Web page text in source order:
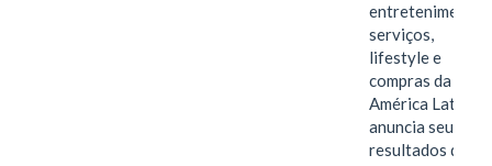
entretenimento,
serviços,
lifestyle e
compras da
América Latina
anuncia seus
resultados do